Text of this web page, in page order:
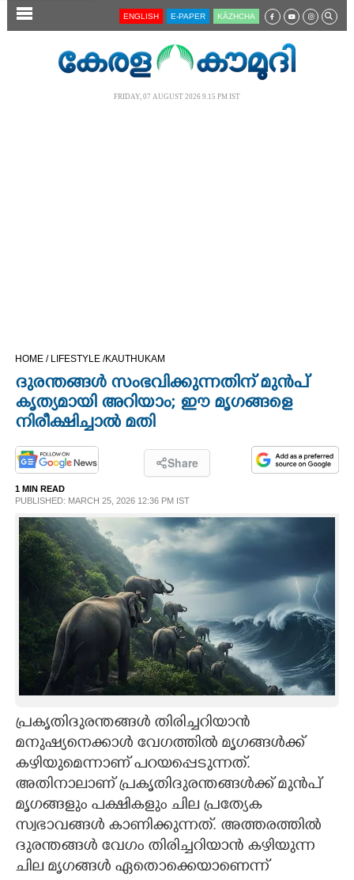
SECTIONS
OPINION
PHOTOS
LIFESTYLE
SPIRITUAL
INFO+
ART
ASTRO
CARTOONS
LITERATURE
ZOOM
CONTACT US
ENGLISH E-PAPER KĀZHCHA
FRIDAY, 07 AUGUST 2026 9.15 PM IST
HOME / LIFESTYLE /KAUTHUKAM
ദുരന്തങ്ങൾ സംഭവിക്കുന്നതിന് മുൻപ്
കൃത്യമായി അറിയാം; ഈ മൃഗങ്ങളെ
നിരീക്ഷിച്ചാൽ മതി
Share
1 MIN READ
PUBLISHED: MARCH 25, 2026 12:36 PM IST
പ്രകൃതിദുരന്തങ്ങൾ തിരിച്ചറിയാൻ
മനുഷ്യനെക്കാൾ വേഗത്തിൽ മൃഗങ്ങൾക്ക്
കഴിയുമെന്നാണ് പറയപ്പെടുന്നത്.
അതിനാലാണ് പ്രകൃതിദുരന്തങ്ങൾക്ക് മുൻപ്
മൃഗങ്ങളും പക്ഷികളും ചില പ്രത്യേക
സ്വഭാവങ്ങൾ കാണിക്കുന്നത്. അത്തരത്തിൽ
ദുരന്തങ്ങൾ വേഗം തിരിച്ചറിയാൻ കഴിയുന്ന
ചില മൃഗങ്ങൾ ഏതൊക്കെയാണെന്ന്